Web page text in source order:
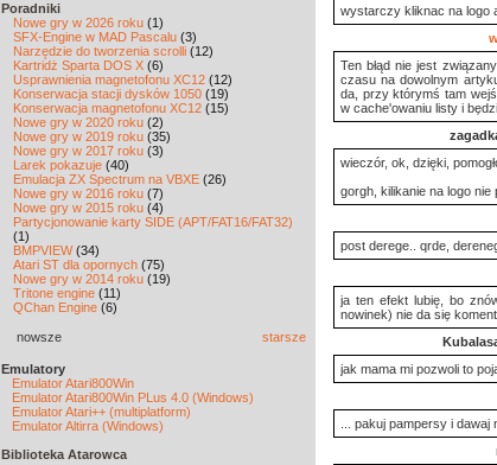
Poradniki
Nowe gry w 2026 roku (1)
SFX-Engine w MAD Pascalu (3)
Narzędzie do tworzenia scrolli (12)
Kartridż Sparta DOS X (6)
Usprawnienia magnetofonu XC12 (12)
Konserwacja stacji dysków 1050 (19)
Konserwacja magnetofonu XC12 (15)
Nowe gry w 2020 roku (2)
Nowe gry w 2019 roku (35)
Nowe gry w 2017 roku (3)
Larek pokazuje (40)
Emulacja ZX Spectrum na VBXE (26)
Nowe gry w 2016 roku (7)
Nowe gry w 2015 roku (4)
Partycjonowanie karty SIDE (APT/FAT16/FAT32)
(1)
BMPVIEW(34)
Atari ST dla opornych (75)
Nowe gry w 2014 roku (19)
Tritone engine (11)
QChan Engine (6)
nowsze starsze
Emulatory
Emulator Atari800Win
Emulator Atari800Win PLus 4.0 (Windows)
Emulator Atari++ (multiplatform)
Emulator Altirra (Windows)
Biblioteka Atarowca
wystarczy kliknac na logo
Ten błąd nie jest
czasu na dowolnym
da, przy którymś tam
w cache'owaniu listy i
wieczór, ok, dzięki,
gorgh, kilikanie na logo nie
post derege.. qrde,
ja ten efekt lubię, bo
nowinek) nie da się
jak mama mi pozwoli to
... pakuj pampersy i dawaj